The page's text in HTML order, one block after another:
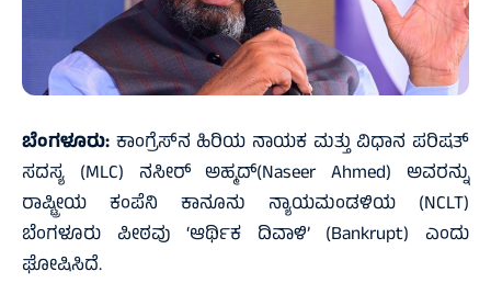
ಬೆಂಗಳೂರು: ಕಾಂಗ್ರೆಸ್‌ನ ಹಿರಿಯ ನಾಯಕ ಮತ್ತು ವಿಧಾನ ಪರಿಷತ್
ಸದಸ್ಯ (MLC) ನಸೀರ್ ಅಹ್ಮದ್(Naseer Ahmed) ಅವರನ್ನು
ರಾಷ್ಟ್ರೀಯ ಕಂಪೆನಿ ಕಾನೂನು ನ್ಯಾಯಮಂಡಳಿಯ (NCLT)
ಬೆಂಗಳೂರು ಪೀಠವು ‘ಆರ್ಥಿಕ ದಿವಾಳಿ’ (Bankrupt) ಎಂದು
ಘೋಷಿಸಿದೆ.